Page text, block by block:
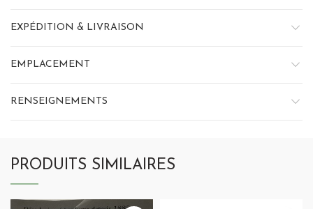
EXPÉDITION & LIVRAISON
EMPLACEMENT
RENSEIGNEMENTS
PRODUITS SIMILAIRES